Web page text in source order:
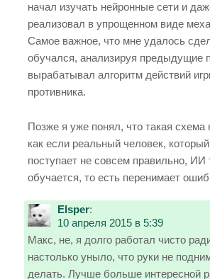
начал изучать нейронные сети и
реализовал в упрощенном виде
Самое важное, что мне удалось
обучался, анализируя предыдущие
вырабатывал алгоритм действий
противника.
Позже я уже понял, что такая схема
как если реальный человек, который
поступает не совсем правильно, ИИ
обучается, то есть перенимает
Elsper:
10 апреля 2015 в 5:39
Макс, не, я долго работал чисто
настолько уныло, что руки не
делать. Лучше больше интересной